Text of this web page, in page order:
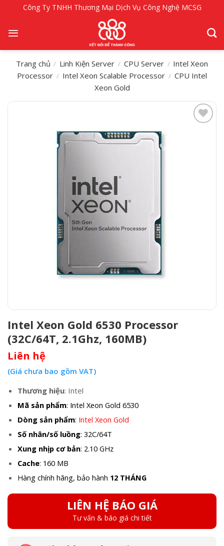
nội
Công Ty TNHH Thương Mại Dịch Vụ Công Nghệ MCSG
Trang chủ / Linh Kiện Server / CPU Server / Intel Xeon
Processor / Intel Xeon Scalable Processor / CPU Intel
Xeon Gold
Intel Xeon Gold 6530 Processor
(32C/64T, 2.1Ghz, 160MB)
Liên hệ
(Giá chưa bao gồm VAT)
Thương hiệu: Intel
Mã sản phẩm: Intel Xeon Gold 6530
Dòng sản phẩm: Intel Xeon Gold
Số nhân/số luồng: 32C/64T
Xung nhịp cơ bản: 2.10 GHz
Cache: 160 MB
Hàng chính hãng, bảo hành 12 THÁNG
LIÊN HỆ BÁO GIÁ
Tư vấn & báo giá chi tiết